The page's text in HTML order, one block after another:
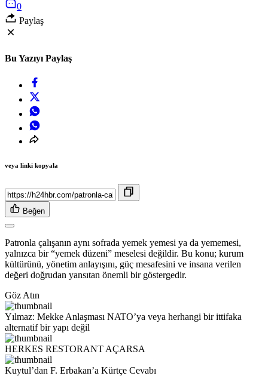
0
Paylaş
Bu Yazıyı Paylaş
veya linki kopyala
Beğen
Patronla çalışanın aynı sofrada yemek yemesi ya da yememesi,
yalnızca bir “yemek düzeni” meselesi değildir. Bu konu; kurum
kültürünü, yönetim anlayışını, güç mesafesini ve insana verilen
değeri doğrudan yansıtan önemli bir göstergedir.
Göz Atın
Yılmaz: Mekke Anlaşması NATO’ya veya herhangi bir ittifaka
alternatif bir yapı değil
HERKES RESTORANT AÇARSA
Kuytul’dan F. Erbakan’a Kürtçe Cevabı